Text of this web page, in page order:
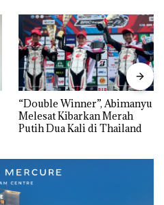
“Double Winner”, Abimanyu
Melesat Kibarkan Merah
Putih Dua Kali di Thailand